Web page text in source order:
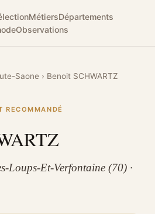
MétiersDépartements
Observations
Saone › Benoit SCHWARTZ
RECOMMANDÉ
Loups-Et-Verfontaine (70) ·